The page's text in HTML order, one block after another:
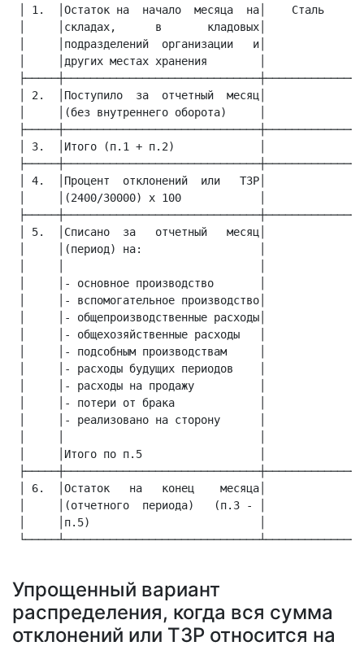
│ 1.  │Остаток на  начало  месяца  на│    Сталь
│     │складах,      в       кладовых│
│     │подразделений  организации   и│
│     │других местах хранения        │
│ 2.  │Поступило  за  отчетный  месяц│
│     │(без внутреннего оборота)     │
│ 3.  │Итого (п.1 + п.2)             │             │
│ 4.  │Процент  отклонений  или   ТЗР│
│     │(2400/30000) х 100            │
│ 5.  │Списано  за   отчетный   месяц│
│     │(период) на:                  │
│     │- основное производство       │
│     │- вспомогательное производство│
│     │- общепроизводственные расходы│
│     │- общехозяйственные расходы   │
│     │- подсобным производствам     │
│     │- расходы будущих периодов    │
│     │- расходы на продажу          │
│     │- потери от брака             │             │
│     │- реализовано на сторону      │
│     │Итого по п.5                  │             │
│ 6.  │Остаток   на   конец    месяца│             │
│     │(отчетного  периода)   (п.3 - │
│     │п.5)                          │
Упрощенный вариант
распределения, когда вся сумма
отклонений или ТЗР относится на